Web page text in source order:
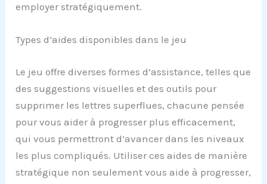
employer stratégiquement.
Types d’aides disponibles dans le jeu
Le jeu offre diverses formes d’assistance, telles que
des suggestions visuelles et des outils pour
supprimer les lettres superflues, chacune pensée
pour vous aider à progresser plus efficacement,
qui vous permettront d’avancer dans les niveaux
les plus compliqués. Utiliser ces aides de manière
stratégique non seulement vous aide à progresser,